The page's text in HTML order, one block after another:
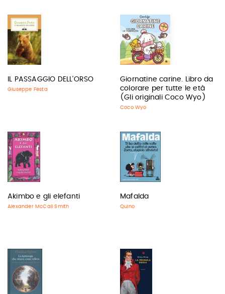
IL PASSAGGIO DELL'ORSO
Giuseppe Festa
Giornatine carine. Libro da
colorare per tutte le età
(Gli originali Coco Wyo)
Coco Wyo
Akimbo e gli elefanti
Alexander McCall Smith
Mafalda
Quino